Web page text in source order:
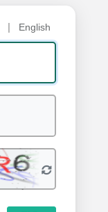
English